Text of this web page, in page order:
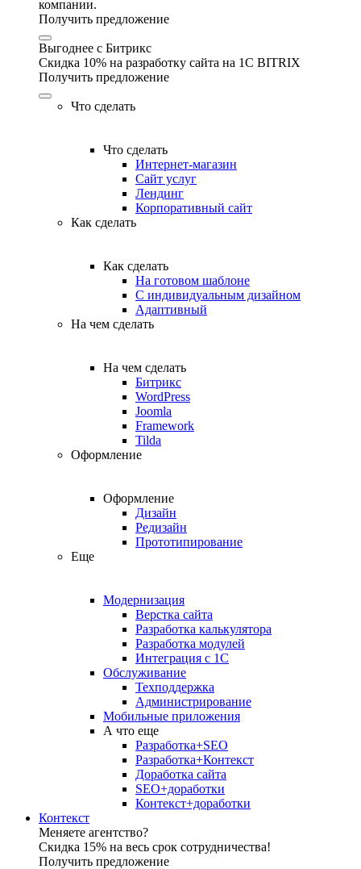
компании.
Получить предложение
Выгоднее с Битрикс
Скидка 10% на разработку сайта на 1C BITRIX
Получить предложение
Что сделать
Что сделать
Интернет-магазин
Сайт услуг
Лендинг
Корпоративный сайт
Как сделать
Как сделать
На готовом шаблоне
С индивидуальным дизайном
Адаптивный
На чем сделать
На чем сделать
Битрикс
WordPress
Joomla
Framework
Tilda
Оформление
Оформление
Дизайн
Редизайн
Прототипирование
Еще
Модернизация
Верстка сайта
Разработка калькулятора
Разработка модулей
Интеграция с 1С
Обслуживание
Техподдержка
Администрирование
Мобильные приложения
А что еще
Разработка+SEO
Разработка+Контекст
Доработка сайта
SEO+доработки
Контекст+доработки
Контекст
Меняете агентство?
Скидка 15% на весь срок сотрудничества!
Получить предложение